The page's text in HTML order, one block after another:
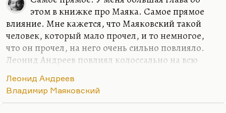
этом в книжке про Маяка. Самое прямое
влияние. Мне кажется, что Маяковский такой
человек, который мало прочел, и то немногое,
что он прочел, на него очень сильно повлияло.
Леонид Андреев повлиял колоссально на всю
российскую. Сам он тоже был под очень сильным
влиянием Стриндберга и Ибсена. Конечно,
Леонид Андреев
Владимир Маяковский